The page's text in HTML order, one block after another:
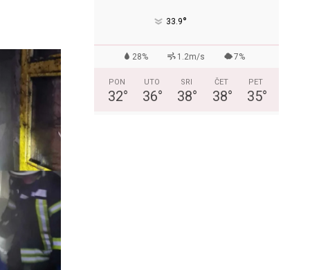
33.9°
28% 1.2m/s 7%
PON
32°
UTO
36°
SRI
38°
ČET
38°
PET
35°